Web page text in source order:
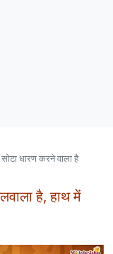
धारण करने वाला है
है, हाथ में